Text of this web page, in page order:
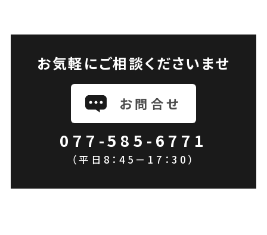
お気軽にご相談くださいませ
お問合せ
077-585-6771
（平日8：45－17：30）